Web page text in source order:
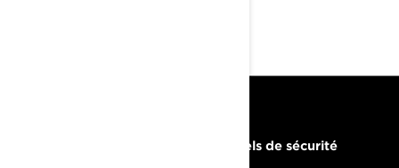
Rappels de sécurité